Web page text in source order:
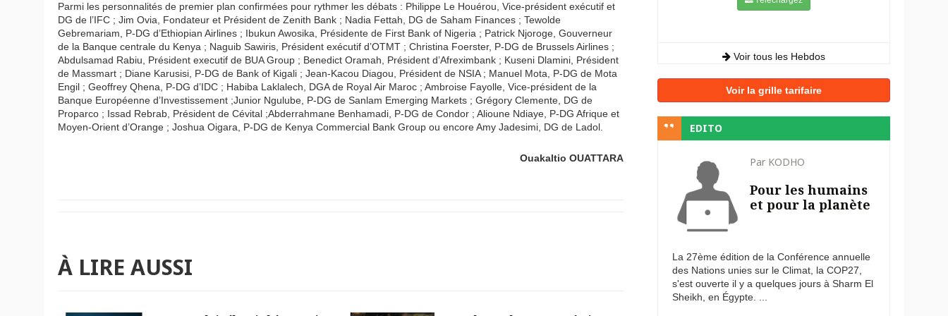
Parmi les personnalités de premier plan confirmées pour rythmer les débats : Philippe Le Houérou, Vice-président exécutif et
DG de l’IFC ; Jim Ovia, Fondateur et Président de Zenith Bank ; Nadia Fettah, DG de Saham Finances ; Tewolde
Gebremariam, P-DG d’Ethiopian Airlines ; Ibukun Awosika, Présidente de First Bank of Nigeria ; Patrick Njoroge, Gouverneur
de la Banque centrale du Kenya ; Naguib Sawiris, Président exécutif d’OTMT ; Christina Foerster, P-DG de Brussels Airlines ;
Abdulsamad Rabiu, Président executif de BUA Group ; Benedict Oramah, Président d’Afreximbank ; Kuseni Dlamini, Président
de Massmart ; Diane Karusisi, P-DG de Bank of Kigali ; Jean-Kacou Diagou, Président de NSIA ; Manuel Mota, P-DG de Mota
Engil ; Geoffrey Qhena, P-DG d’IDC ; Habiba Laklalech, DGA de Royal Air Maroc ; Ambroise Fayolle, Vice-président de la
Banque Européenne d’Investissement ;Junior Ngulube, P-DG de Sanlam Emerging Markets ; Grégory Clemente, DG de
Proparco ; Issad Rebrab, Président de Cévital ;Abderrahmane Benhamadi, P-DG de Condor ; Alioune Ndiaye, P-DG Afrique et
Moyen-Orient d’Orange ; Joshua Oigara, P-DG de Kenya Commercial Bank Group ou encore Amy Jadesimi, DG de Ladol.
Ouakaltio OUATTARA
À LIRE AUSSI
Voir tous les Hebdos
Voir la grille tarifaire
EDITO
Par KODHO
Pour les humains
et pour la planète
La 27ème édition de la Conférence annuelle
des Nations unies sur le Climat, la COP27,
s'est ouverte il y a quelques jours à Sharm El
Sheikh, en Égypte. ...